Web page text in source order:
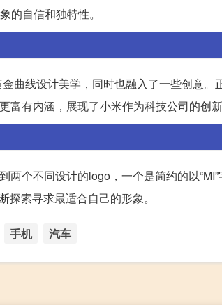
自信和独特性。
曲线设计美学，同时也融入了一些创意。
有内涵，展现了小米作为科技公司的创新
个不同设计的logo，一个是简约的以
索寻求最适合自己的形象。
手机 汽车